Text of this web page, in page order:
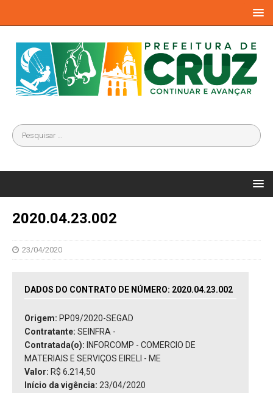
2020.04.23.002
23/04/2020
DADOS DO CONTRATO DE NÚMERO: 2020.04.23.002
Origem: PP09/2020-SEGAD
Contratante: SEINFRA -
Contratada(o): INFORCOMP - COMERCIO DE
MATERIAIS E SERVIÇOS EIRELI - ME
Valor: R$ 6.214,50
Início da vigência: 23/04/2020